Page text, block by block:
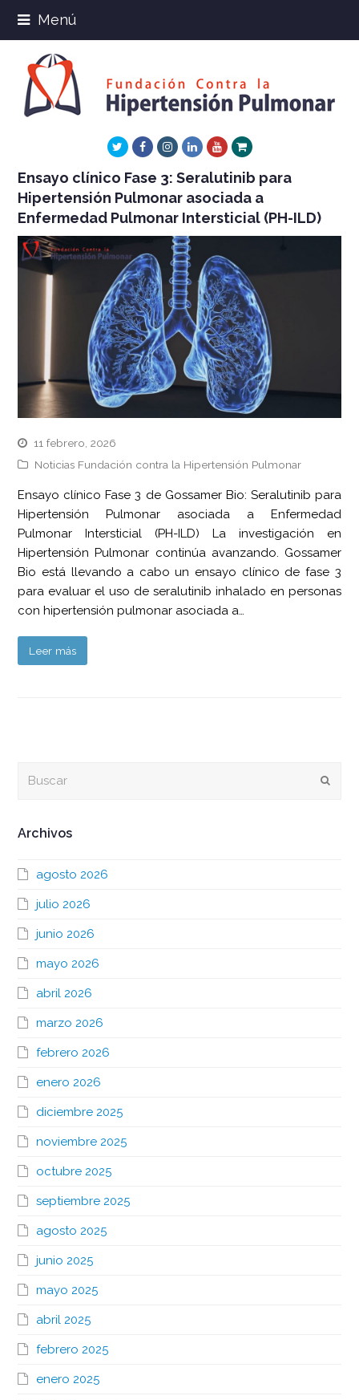
Menú
TwitterFacebookInstagram
LinkedInYoutube
Xing
Ensayo clínico Fase 3: Seralutinib para
Hipertensión Pulmonar asociada a
Enfermedad Pulmonar Intersticial (PH-ILD)
11 febrero, 2026
Noticias Fundación contra la Hipertensión Pulmonar
Ensayo clínico Fase 3 de Gossamer Bio: Seralutinib para
Hipertensión Pulmonar asociada a Enfermedad
Pulmonar Intersticial (PH-ILD) La investigación en
Hipertensión Pulmonar continúa avanzando. Gossamer
Bio está llevando a cabo un ensayo clínico de fase 3
para evaluar el uso de seralutinib inhalado en personas
con hipertensión pulmonar asociada a…
Leer más
Archivos
agosto 2026
julio 2026
junio 2026
mayo 2026
abril 2026
marzo 2026
febrero 2026
enero 2026
diciembre 2025
noviembre 2025
octubre 2025
septiembre 2025
agosto 2025
junio 2025
mayo 2025
abril 2025
febrero 2025
enero 2025